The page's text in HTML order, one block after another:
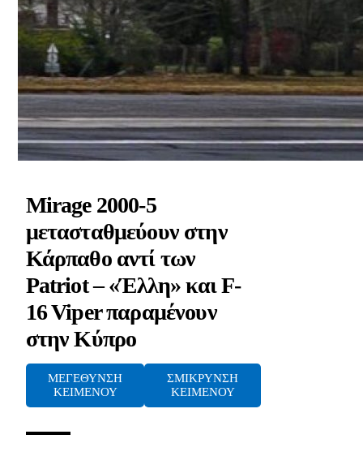
Mirage 2000-5
μετασταθμεύουν στην
Κάρπαθο αντί των
Patriot – «Έλλη» και F-
16 Viper παραμένουν
στην Κύπρο
ΜΕΓΕΘΥΝΣΗ
ΚΕΙΜΕΝΟΥ
ΣΜΙΚΡΥΝΣΗ
ΚΕΙΜΕΝΟΥ